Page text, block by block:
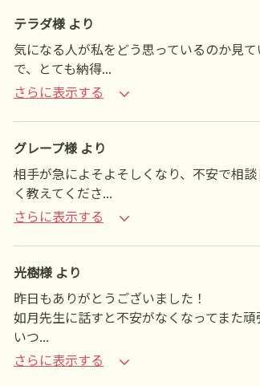
テラダ様 より
気になる人が私をどう思っているのか見
で、とても納得...
さらに表示する
グレープ様 より
相手が急によそよそしくなり、不安で相
く教えてくださ...
さらに表示する
光樹様 より
昨日もありがとうございました！
如月先生に話すと不安がなくなってまた頑
いつ...
さらに表示する